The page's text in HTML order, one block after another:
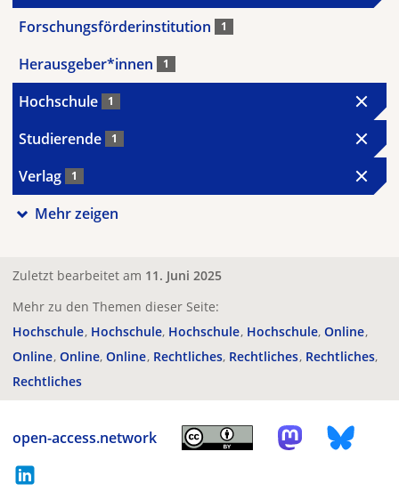
Forschungsförderinstitution 1
Herausgeber*innen 1
Hochschule 1
Studierende 1
Verlag 1
Mehr zeigen
Zuletzt bearbeitet am 11. Juni 2025
Mehr zu den Themen dieser Seite:
Hochschule Hochschule Hochschule Hochschule Online
Online Online Online Rechtliches Rechtliches Rechtliches
Rechtliches
open-access.network